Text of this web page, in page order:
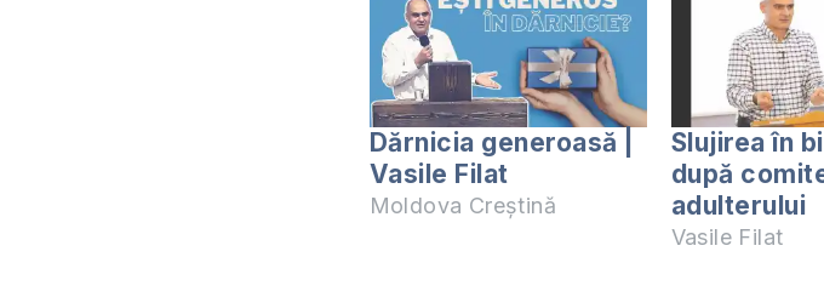
Dărnicia generoasă |
Vasile Filat
Moldova Creștină
Slujirea în
după
adulterului
Vasile Filat